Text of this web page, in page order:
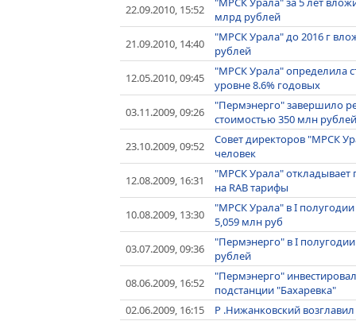
22.09.2010, 15:52
млрд рублей
21.09.2010, 14:40
"МРСК Урала" до 2016 г
рублей
12.05.2010, 09:45
"МРСК Урала" определила
уровне 8.6% годовых
03.11.2009, 09:26
"Пермэнерго" завершило
стоимостью 350 млн рублей
23.10.2009, 09:52
Совет директоров "МРСК
человек
12.08.2009, 16:31
"МРСК Урала" откладывает
на RAB тарифы
10.08.2009, 13:30
"МРСК Урала" в I
5,059 млн руб
03.07.2009, 09:36
"Пермэнерго" в I
рублей
08.06.2009, 16:52
"Пермэнерго"
подстанции "Бахаревка"
02.06.2009, 16:15
Р .Нижанковский